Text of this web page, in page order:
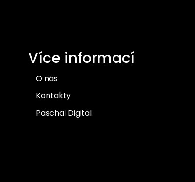
Více informací
O nás
Kontakty
Paschal Digital